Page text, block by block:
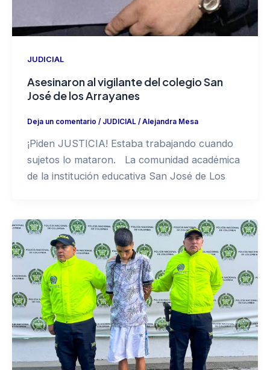
JUDICIAL
Asesinaron al vigilante del colegio San
José de los Arrayanes
Deja un comentario / JUDICIAL/ Alejandra Mesa
¡Piden JUSTICIA! Estaba trabajando cuando
sujetos lo mataron. La comunidad académica
de la institución educativa San José de Los